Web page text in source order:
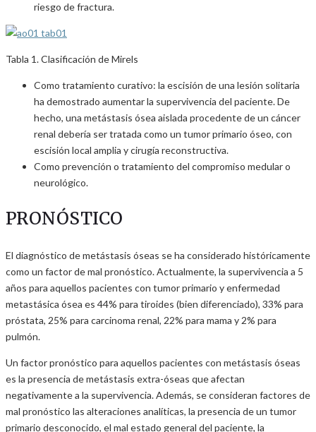
riesgo de fractura.
Tabla 1. Clasificación de Mirels
Como tratamiento curativo: la escisión de una lesión solitaria
ha demostrado aumentar la supervivencia del paciente. De
hecho, una metástasis ósea aislada procedente de un cáncer
renal debería ser tratada como un tumor primario óseo, con
escisión local amplia y cirugía reconstructiva.
Como prevención o tratamiento del compromiso medular o
neurológico.
PRONÓSTICO
El diagnóstico de metástasis óseas se ha considerado históricamente
como un factor de mal pronóstico. Actualmente, la supervivencia a 5
años para aquellos pacientes con tumor primario y enfermedad
metastásica ósea es 44% para tiroides (bien diferenciado), 33% para
próstata, 25% para carcinoma renal, 22% para mama y 2% para
pulmón.
Un factor pronóstico para aquellos pacientes con metástasis óseas
es la presencia de metástasis extra-óseas que afectan
negativamente a la supervivencia. Además, se consideran factores de
mal pronóstico las alteraciones analíticas, la presencia de un tumor
primario desconocido, el mal estado general del paciente, la